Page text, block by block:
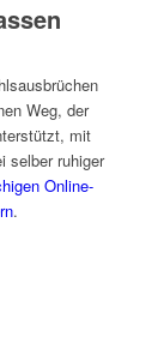
Weg, der
mit
selber ruhiger
Online-
.